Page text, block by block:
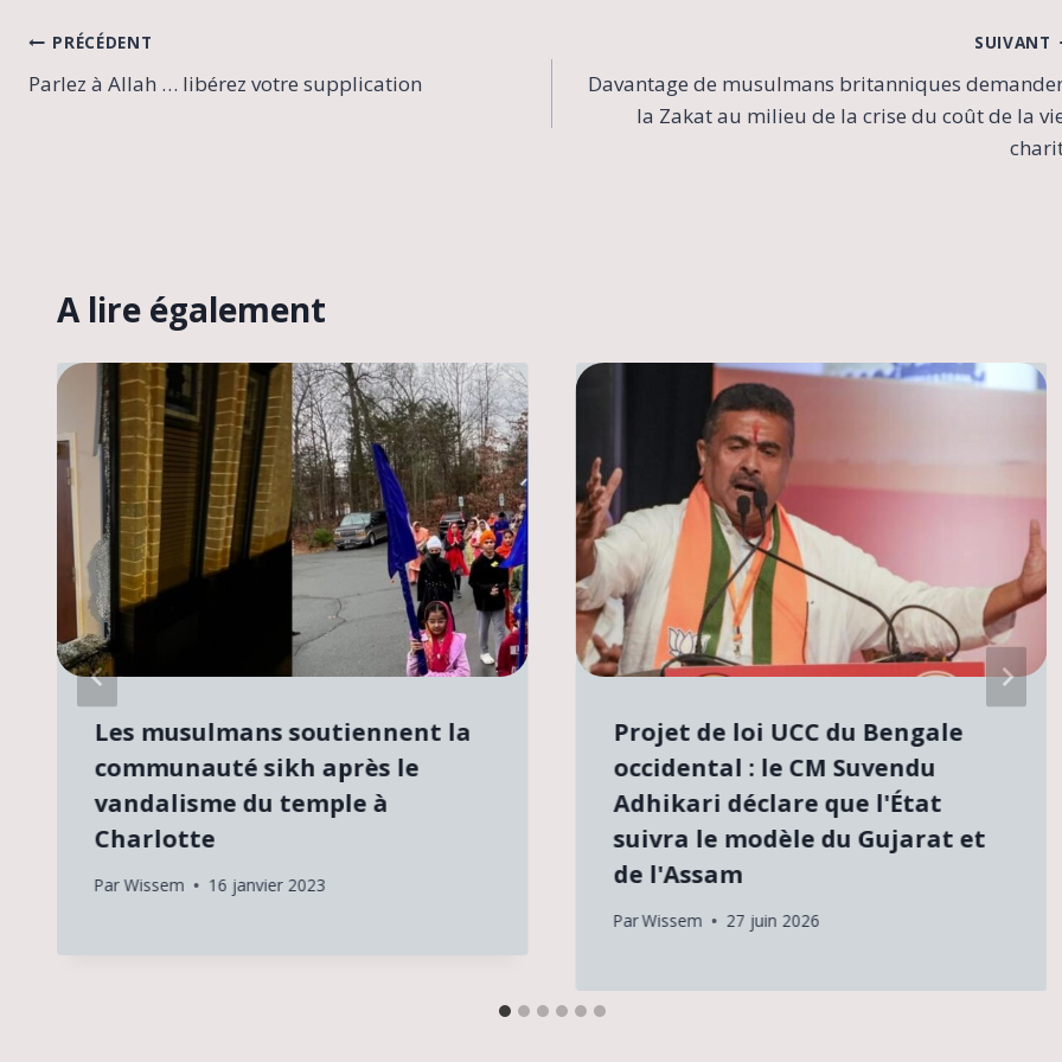
Navigation
de
PRÉCÉDENT
Parlez à Allah … libérez votre supplication
SUIVANT
Davantage de musulmans britanniques
la Zakat au milieu de la crise du coût de la
A lire également
Les musulmans soutiennent la
communauté sikh après le
vandalisme du temple à
Charlotte
ParWissem 16 janvier 2023
Projet de loi UCC du Bengale
occidental : le CM Suvendu
Adhikari déclare que l'État
suivra le modèle du Gujarat et
de l'Assam
ParWissem 27 juin 2026